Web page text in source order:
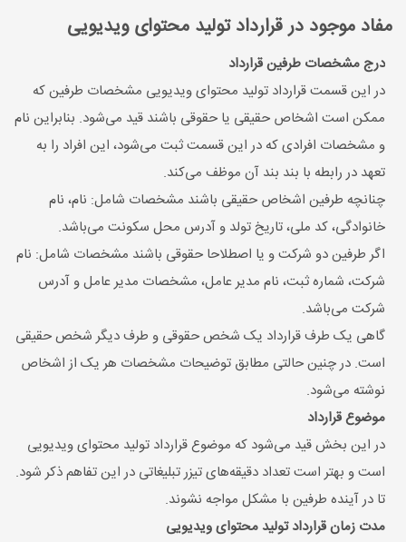
مفاد موجود در قرارداد تولید محتوای ویدیویی
درج مشخصات طرفین قرارداد
در این قسمت قرارداد تولید محتوای ویدیویی مشخصات طرفین که
ممکن است اشخاص حقیقی یا حقوقی باشند قید می‌شود. بنابراین نام
و مشخصات افرادی که در این قسمت ثبت می‌شود، این افراد را به
تعهد در رابطه با بند بند آن موظف می‌کند.
چنانچه طرفین اشخاص حقیقی باشند مشخصات شامل: نام، نام
خانوادگی، کد ملی، تاریخ تولد و آدرس محل سکونت می‌باشد.
اگر طرفین دو شرکت و یا اصطلاحا حقوقی باشند مشخصات شامل: نام
شرکت، شماره ثبت، نام مدیر عامل، مشخصات مدیر عامل و آدرس
شرکت می‌باشد.
گاهی یک طرف قرارداد یک شخص حقوقی و طرف دیگر شخص حقیقی
است. در چنین حالتی مطابق توضیحات مشخصات هر یک از اشخاص
نوشته می‌شود.
موضوع قرارداد
در این بخش قید می‌شود که موضوع قرارداد تولید محتوای ویدیویی
است و بهتر است تعداد دقیقه‌های تیزر تبلیغاتی در این تفاهم ذکر شود.
تا در آینده طرفین با مشکل مواجه نشوند.
مدت زمان قرارداد تولید محتوای ویدیویی